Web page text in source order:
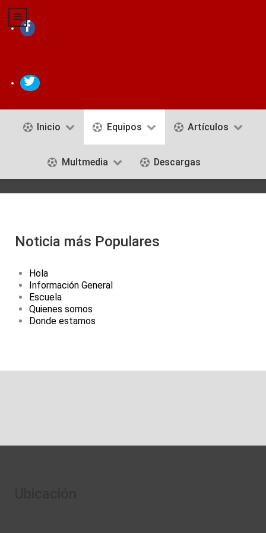
Inicio Equipos Artículos
Multmedia Descargas
Noticia más Populares
Hola
Información General
Escuela
Quienes somos
Donde estamos